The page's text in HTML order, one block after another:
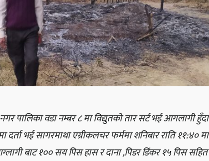
पालिका वडा नम्बर ८ मा विद्युतको तार सर्ट भई आगलागी हुँदा
दर्ता भई सागरमाथा एग्रीकलचर फर्ममा शनिबार राति ११:४० मा
बाट १०० सय पिस हास र दाना ,पिडर डिंकर १५ पिस सहित